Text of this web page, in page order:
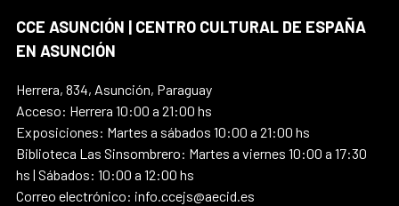
CCE ASUNCIÓN | CENTRO CULTURAL DE ESPAÑA
EN ASUNCIÓN
Herrera, 834, Asunción, Paraguay
Acceso: Herrera 10:00 a 21:00 hs
Exposiciones: Martes a sábados 10:00 a 21:00 hs
Biblioteca Las Sinsombrero: Martes a viernes 10:00 a 17:30
hs | Sábados: 10:00 a 12:00 hs
Correo electrónico: info.ccejs@aecid.es